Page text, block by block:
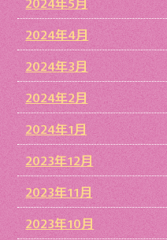
2024年4月
2024年3月
2024年2月
2024年1月
2023年12月
2023年11月
2023年10月